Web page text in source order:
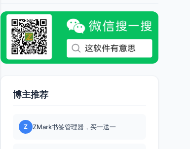
博主推荐
Z ZMark书签管理器，买一送一